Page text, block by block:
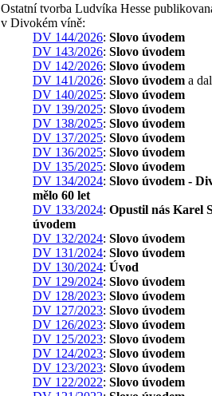
Ostatní tvorba Ludvíka Hesse
v Divokém víně:
DV 144/2026: Slovo úvodem
DV 143/2026: Slovo úvodem
DV 142/2026: Slovo úvodem
DV 141/2026: Slovo úvodem a
DV 140/2025: Slovo úvodem
DV 139/2025: Slovo úvodem
DV 138/2025: Slovo úvodem
DV 137/2025: Slovo úvodem
DV 136/2025: Slovo úvodem
DV 135/2025: Slovo úvodem
DV 134/2024: Slovo úvodem -
mělo 60 let
DV 133/2024: Opustil nás Karel
úvodem
DV 132/2024: Slovo úvodem
DV 131/2024: Slovo úvodem
DV 130/2024: Úvod
DV 129/2024: Slovo úvodem
DV 128/2023: Slovo úvodem
DV 127/2023: Slovo úvodem
DV 126/2023: Slovo úvodem
DV 125/2023: Slovo úvodem
DV 124/2023: Slovo úvodem
DV 123/2023: Slovo úvodem
DV 122/2022: Slovo úvodem